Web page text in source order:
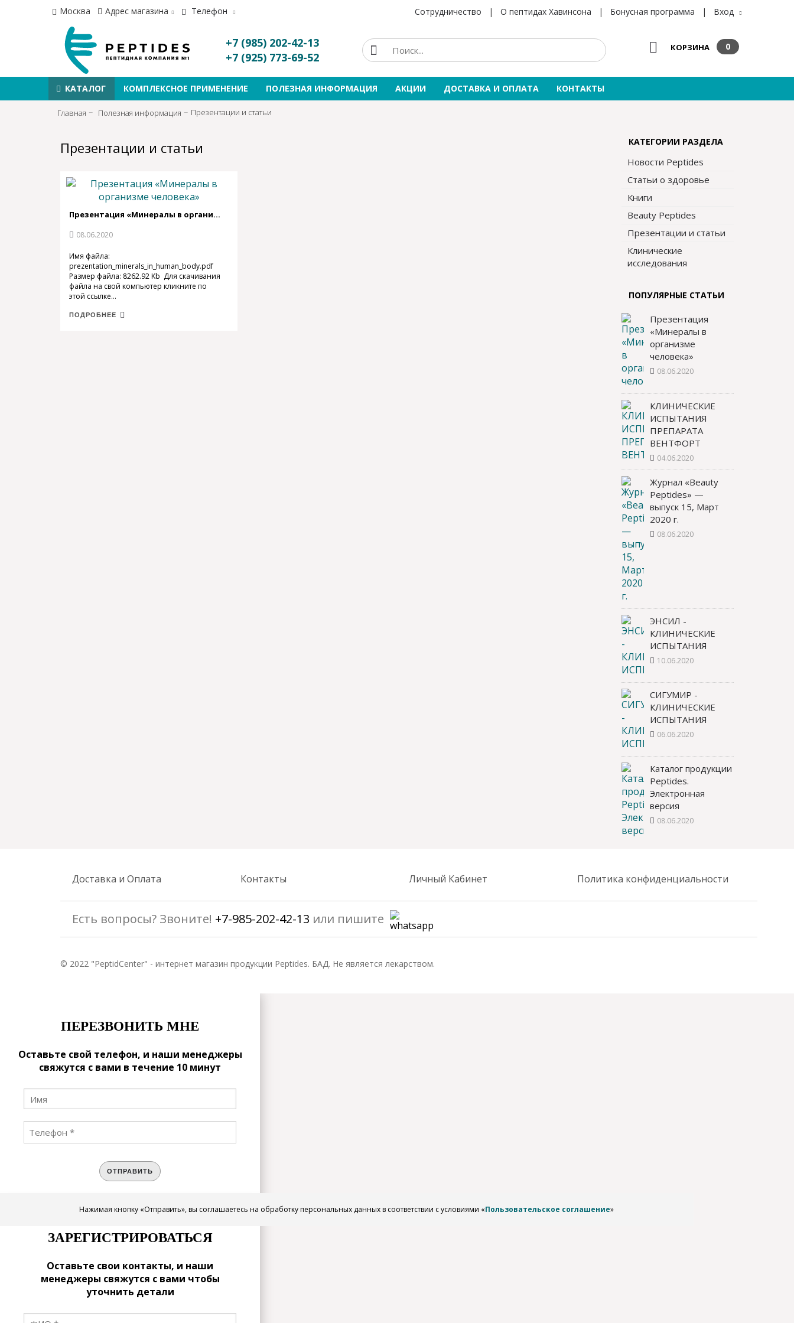
Москва Адрес магазина Телефон Сотрудничество | О пептидах Хавинсона | Бонусная программа | Вход
+7 (985) 202-42-13
+7 (925) 773-69-52
КАТАЛОГ КОМПЛЕКСНОЕ ПРИМЕНЕНИЕ ПОЛЕЗНАЯ ИНФОРМАЦИЯ АКЦИИ ДОСТАВКА И ОПЛАТА КОНТАКТЫ
КОРЗИНА 0
Главная Полезная информация Презентации и статьи
КАТЕГОРИИ РАЗДЕЛА
Новости Peptides
Статьи о здоровье
Книги
Beauty Peptides
Презентации и статьи
Клинические
исследования
ПОПУЛЯРНЫЕ СТАТЬИ
Презентация
«Минералы в
организме
человека»
08.06.2020
КЛИНИЧЕСКИЕ
ИСПЫТАНИЯ
ПРЕПАРАТА
ВЕНТФОРТ
04.06.2020
Журнал «Beauty
Peptides» —
выпуск 15, Март
2020 г.
08.06.2020
ЭНСИЛ -
КЛИНИЧЕСКИЕ
ИСПЫТАНИЯ
10.06.2020
СИГУМИР -
КЛИНИЧЕСКИЕ
ИСПЫТАНИЯ
06.06.2020
Каталог продукции
Peptides.
Электронная
версия
08.06.2020
Презентации и статьи
Презентация «Минералы в организме человека»
08.06.2020
Имя файла:
prezentation_minerals_in_human_body.pdf
Размер файла: 8262.92 Kb Для скачивания
файла на свой компьютер кликните по
этой ссылке...
ПОДРОБНЕЕ
Доставка и Оплата Контакты Личный Кабинет Политика конфиденциальности
Есть вопросы? Звоните! +7-985-202-42-13 или пишите
© 2022 "PeptidCenter" - интернет магазин продукции Peptides. БАД. Не является лекарством.
ПЕРЕЗВОНИТЬ МНЕ
Оставьте свой телефон, и наши менеджеры
свяжутся с вами в течение 10 минут
ОТПРАВИТЬ
Нажимая кнопку «Отправить», вы соглашаетесь на обработку персональных данных в соответствии с условиями «Пользовательское соглашение»
ЗАРЕГИСТРИРОВАТЬСЯ
Оставьте свои контакты, и наши
менеджеры свяжутся с вами чтобы
уточнить детали